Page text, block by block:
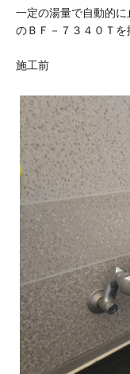
一定の湯量で自動的に
のＢＦ－７３４０Ｔを
施工前